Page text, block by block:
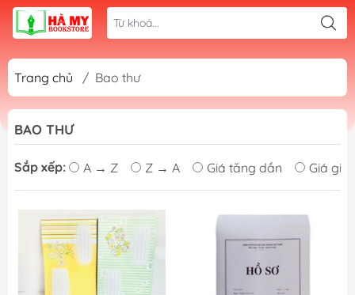
Trang chủ / Bao thư
BAO THƯ
Sắp xếp: A → Z Z → A Giá tăng dần Giá